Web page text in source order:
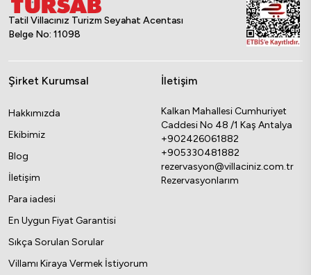
Tatil Villacınız Turizm Seyahat Acentası
Belge No: 11098
Şirket Kurumsal
Hakkımızda
Ekibimiz
Blog
İletişim
Para iadesi
En Uygun Fiyat Garantisi
Sıkça Sorulan Sorular
Villamı Kiraya Vermek İstiyorum
İletişim
Kalkan Mahallesi Cumhuriyet
Caddesi No 48 /1 Kaş Antalya
+902426061882
+905330481882
rezervasyon@villaciniz.com.tr
Rezervasyonlarım